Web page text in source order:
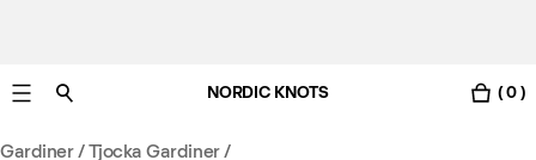
NORDIC KNOTS ( 0 )
Gardiner/Tjocka Gardiner/